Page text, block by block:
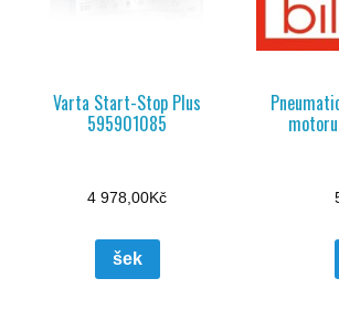
Varta Start-Stop Plus
595901085
4 978,00Kč
šek